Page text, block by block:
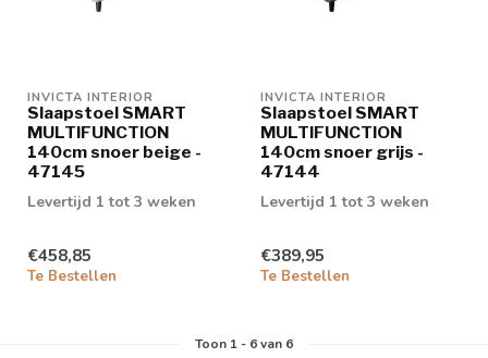
INVICTA INTERIOR
Slaapstoel SMART
MULTIFUNCTION
140cm snoer beige -
47145
Levertijd 1 tot 3 weken
€458,85
Te Bestellen
INVICTA INTERIOR
Slaapstoel SMART
MULTIFUNCTION
140cm snoer grijs -
47144
Levertijd 1 tot 3 weken
€389,95
Te Bestellen
Toon 1- 6van 6